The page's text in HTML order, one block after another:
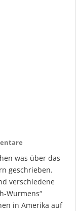
was über das
geschrieben.
verschiedene
Wurmens“
in Amerika auf